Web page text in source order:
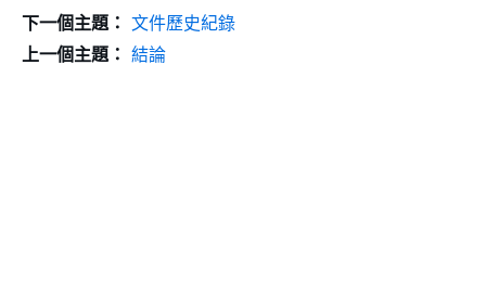
下一個主題： 文件歷史紀錄
上一個主題： 結論